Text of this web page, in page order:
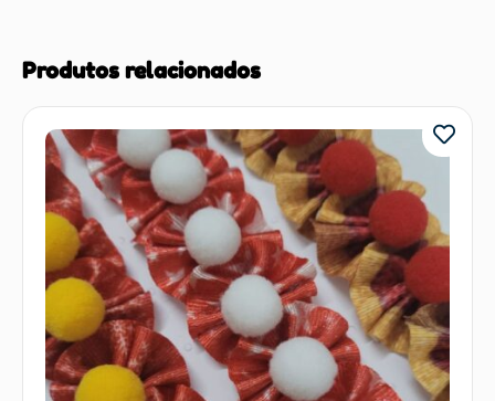
Produtos relacionados